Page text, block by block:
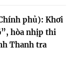
phủ): Khơi
hòa nhịp thi
Thanh tra